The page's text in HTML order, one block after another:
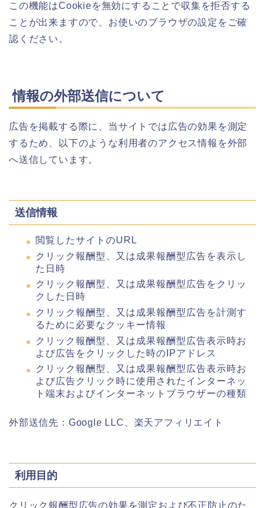
この機能はCookieを無効にすることで収集を拒否する
ことが出来ますので、お使いのブラウザの設定をご確
認ください。
情報の外部送信について
広告を掲載する際に、当サイトでは広告の効果を測定
するため、以下のような利用者のアクセス情報を外部
へ送信しています。
送信情報
閲覧したサイトのURL
クリック報酬型、又は成果報酬型広告を表示し
た日時
クリック報酬型、又は成果報酬型広告をクリッ
クした日時
クリック報酬型、又は成果報酬型広告を計測す
るために必要なクッキー情報
クリック報酬型、又は成果報酬型広告表示時お
よび広告をクリックした時のIPアドレス
クリック報酬型、又は成果報酬型広告表示時お
よび広告クリック時に使用されたインターネッ
ト端末およびインターネットブラウザーの種類
外部送信先：Google LLC、楽天アフィリエイト
利用目的
クリック報酬型広告の効果を測定および不正防止のた